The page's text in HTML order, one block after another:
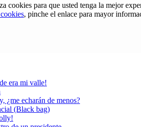
cookies para que usted tenga la mejor
, pinche el enlace para mayor
era mi valle!
¿me echarán de menos?
(Black bag)